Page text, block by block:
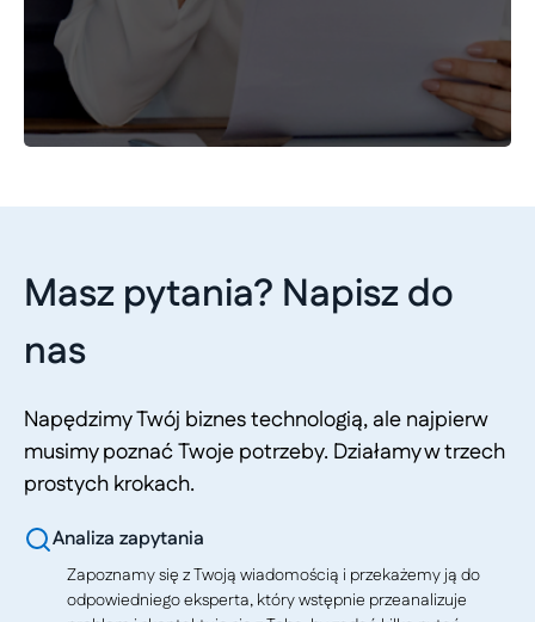
Masz pytania? Napisz do
nas
Napędzimy Twój biznes technologią, ale najpierw
musimy poznać Twoje potrzeby. Działamy w trzech
prostych krokach.
Analiza zapytania
Zapoznamy się z Twoją wiadomością i przekażemy ją do
odpowiedniego eksperta, który wstępnie przeanalizuje